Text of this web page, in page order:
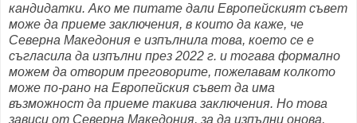
кандидатки. Ако ме питате дали Европейският съвет
може да приеме заключения, в които да каже, че
Северна Македония е изпълнила това, което се е
съгласила да изпълни през 2022 г. и тогава формално
можем да отворим преговорите, пожелавам колкото
може по-рано на Европейския съвет да има
възможност да приеме такива заключения. Но това
зависи от Северна Македония, за да изпълни онова,